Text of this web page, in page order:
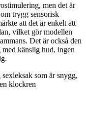
men det är
trygg sensorisk
att det är enkelt att
vilket gör modellen
Det är också den
känslig hud, ingen
som är snygg,
klockren